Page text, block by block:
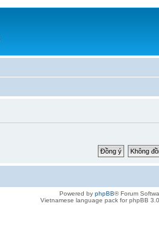
Powered by phpBB® Forum
Vietnamese language pack for phpBB